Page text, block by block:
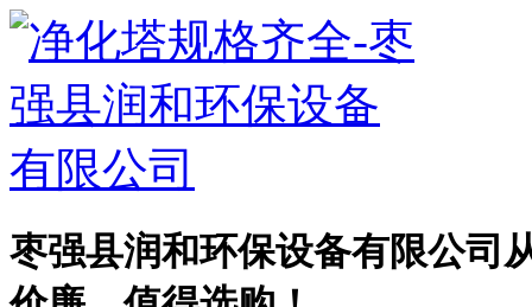
枣强县润和环保设备有限公司